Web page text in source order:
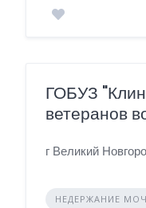
ГОБУЗ
ветеранов
г Великий
НЕДЕРЖАНИЕ